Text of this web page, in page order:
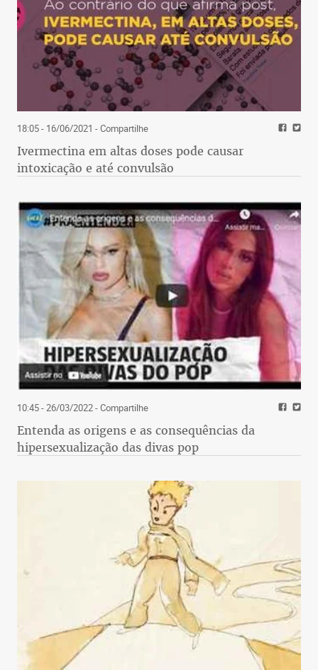
18:05 - 16/06/2021 - Compartilhe
Ivermectina em altas doses pode causar
intoxicação e até convulsão
10:45 - 26/03/2022- Compartilhe
Entenda as origens e as consequências da
hipersexualização das divas pop